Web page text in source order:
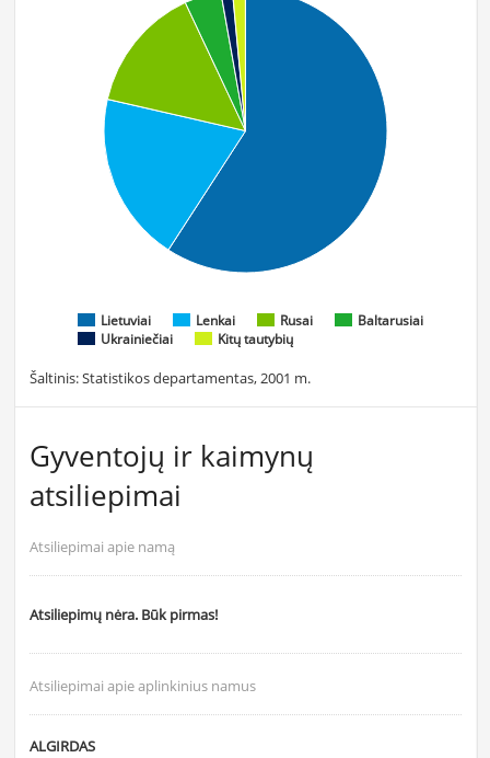
Lietuviai Lenkai Rusai
Baltarusiai
Ukrainiečiai
Kitų tautybių
Šaltinis: Statistikos departamentas, 2001 m.
Gyventojų ir kaimynų
atsiliepimai
Atsiliepimai apie namą
Atsiliepimų nėra. Būk pirmas!
Atsiliepimai apie aplinkinius namus
ALGIRDAS